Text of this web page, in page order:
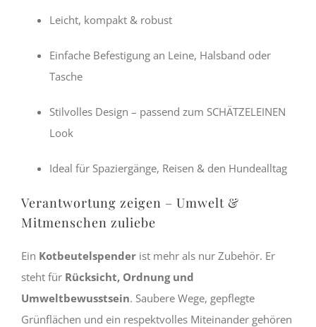
Leicht, kompakt & robust
Einfache Befestigung an Leine, Halsband oder
Tasche
Stilvolles Design – passend zum SCHÄTZELEINEN
Look
Ideal für Spaziergänge, Reisen & den Hundealltag
Verantwortung zeigen – Umwelt &
Mitmenschen zuliebe
Ein Kotbeutelspender ist mehr als nur Zubehör. Er
steht für Rücksicht, Ordnung und
Umweltbewusstsein. Saubere Wege, gepflegte
Grünflächen und ein respektvolles Miteinander gehören